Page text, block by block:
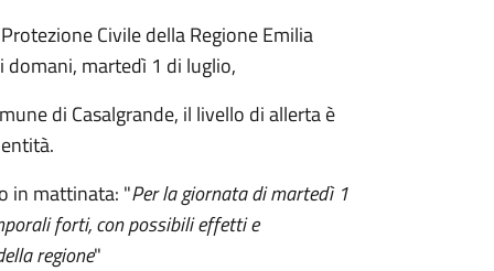
Civile della Regione Emilia
martedì 1 di luglio,
di Casalgrande, il livello di allerta è
in mattinata: "Per la giornata di martedì 1
forti, con possibili effetti e
regione"